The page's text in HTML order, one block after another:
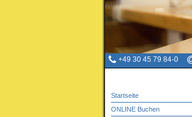
+49 30 45 79 84-0
Startseite
ONLINE Buchen